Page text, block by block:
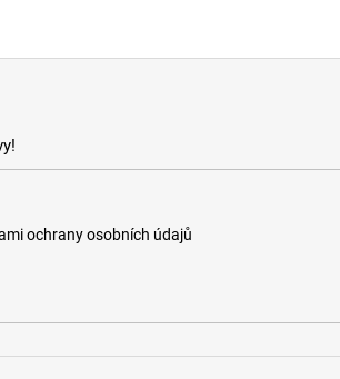
ochrany osobních údajů